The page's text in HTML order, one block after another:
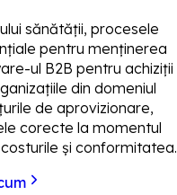
sănătății, procesele
pentru menținerea
ul B2B pentru achiziții
din domeniul
de aprovizionare,
corecte la momentul
și conformitatea.